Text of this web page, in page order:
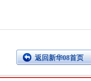
返回新华08首页